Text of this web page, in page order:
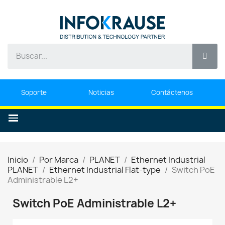
Soporte Noticias Contáctenos
Inicio Por Marca PLANET
Ethernet Industrial
PLANET
Ethernet Industrial Flat-type
Switch PoE
Administrable L2+
Switch PoE Administrable L2+